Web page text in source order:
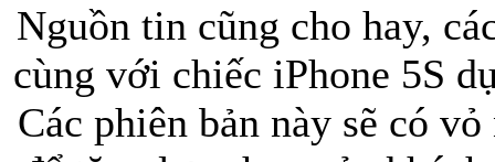
Nguồn tin cũng cho hay,
cùng với chiếc iPhone 5S
Các phiên bản này sẽ có